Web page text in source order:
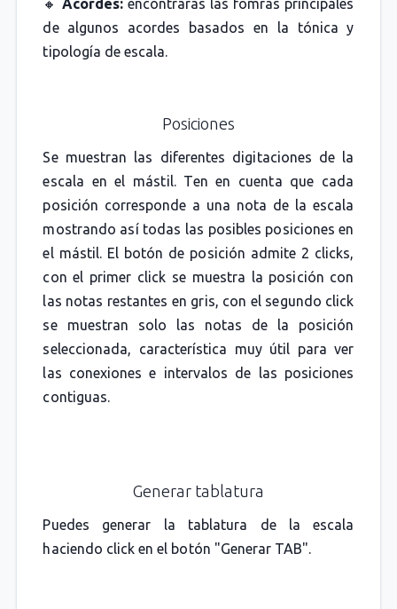
🔸 Acordes: encontrarás las fomras principales
de algunos acordes basados en la tónica y
tipología de escala.
Posiciones
Se muestran las diferentes digitaciones de la
escala en el mástil. Ten en cuenta que cada
posición corresponde a una nota de la escala
mostrando así todas las posibles posiciones en
el mástil. El botón de posición admite 2 clicks,
con el primer click se muestra la posición con
las notas restantes en gris, con el segundo click
se muestran solo las notas de la posición
seleccionada, característica muy útil para ver
las conexiones e intervalos de las posiciones
contiguas.
Generar tablatura
Puedes generar la tablatura de la escala
haciendo click en el botón "Generar TAB".